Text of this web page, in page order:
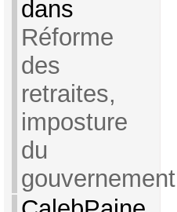
dans
Réforme
des
retraites,
imposture
du
gouvernement